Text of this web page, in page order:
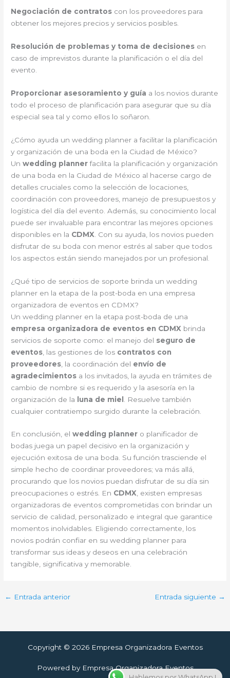
Negociación de contratos con los proveedores para
obtener los mejores precios y servicios posibles.
Resolución de problemas y toma de decisiones en
caso de imprevistos durante la planificación o el día del
evento.
Proporcionar asesoramiento y guía a los novios durante
todo el proceso de planificación para asegurar que su día
especial sea tal y como ellos lo soñaron.
¿Cómo ayuda un wedding planner a facilitar la planificación
y organización de una boda en la Ciudad de México?
Unwedding plannerfacilita la planificación y organización
de una boda en la Ciudad de México al hacerse cargo de
detalles cruciales como la selección de locaciones,
coordinación con proveedores, manejo de presupuestos y
logística del día del evento. Además, su conocimiento local
puede ser invaluable para encontrar las mejores opciones
disponibles en la CDMX . Con su ayuda, los novios pueden
disfrutar de su boda con menor estrés al saber que todos
los aspectos están siendo manejados por un profesional.
¿Qué tipo de servicios de soporte brinda un wedding
planner en la etapa de la post-boda en una empresa
organizadora de eventos en CDMX?
Un wedding planner en la etapa post-boda de una
empresa organizadora de eventos en CDMX brinda
servicios de soporte como: el manejo del seguro de
eventos , las gestiones de los contratos con
proveedores , la coordinación del envío de
agradecimientos a los invitados, la ayuda en trámites de
cambio de nombre si es requerido y la asesoría en la
organización de la luna de miel . Resuelve también
cualquier contratiempo surgido durante la celebración.
En conclusión, elwedding planner o planificador de
bodas juega un papel decisivo en la organización y
ejecución exitosa de una boda. Su función trasciende el
simple hecho de coordinar proveedores; va más allá,
procurando que los novios puedan disfrutar de su día sin
preocupaciones o estrés. En CDMX, existen empresas
organizadoras de eventos comprometidas con brindar un
servicio de calidad, personalizado e integral que garantice
momentos inolvidables. Eligiendo correctamente, los
novios podrán confiar en su wedding planner para
transformar sus ideas y deseos en una celebración
tangible, significativa y memorable.
← Entrada anterior Entrada siguiente →
Copyright © 2026 Empresa Organizadora Eventos
Powered by Empresa Organizadora Eventos